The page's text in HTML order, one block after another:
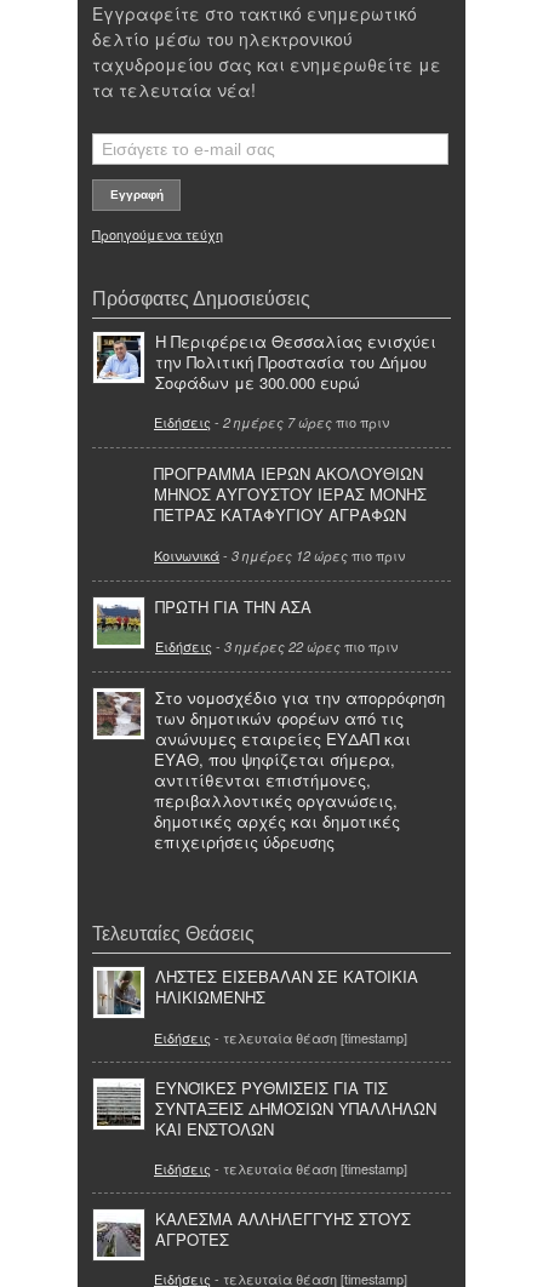
Εγγραφείτε στο τακτικό ενημερωτικό
δελτίο μέσω του ηλεκτρονικού
ταχυδρομείου σας και ενημερωθείτε με
τα τελευταία νέα!
Προηγούμενα τεύχη
Πρόσφατες Δημοσιεύσεις
Η Περιφέρεια Θεσσαλίας ενισχύει
την Πολιτική Προστασία του Δήμου
Σοφάδων με 300.000 ευρώ
Ειδήσεις - 2 ημέρες 7 ώρες πιο πριν
ΠΡΟΓΡΑΜΜΑ ΙΕΡΩΝ ΑΚΟΛΟΥΘΙΩΝ
ΜΗΝΟΣ ΑΥΓΟΥΣΤΟΥ ΙΕΡΑΣ ΜΟΝΗΣ
ΠΕΤΡΑΣ ΚΑΤΑΦΥΓΙΟΥ ΑΓΡΑΦΩΝ
Κοινωνικά- 3 ημέρες 12 ώρες πιο πριν
ΠΡΩΤΗ ΓΙΑ ΤΗΝ ΑΣΑ
Ειδήσεις - 3 ημέρες 22 ώρες πιο πριν
Στο νομοσχέδιο για την απορρόφηση
των δημοτικών φορέων από τις
ανώνυμες εταιρείες ΕΥΔΑΠ και
ΕΥΑΘ, που ψηφίζεται σήμερα,
αντιτίθενται επιστήμονες,
περιβαλλοντικές οργανώσεις,
δημοτικές αρχές και δημοτικές
επιχειρήσεις ύδρευσης
Τελευταίες Θεάσεις
ΛΗΣΤΕΣ ΕΙΣΕΒΑΛΑΝ ΣΕ ΚΑΤΟΙΚΙΑ
ΗΛΙΚΙΩΜΕΝΗΣ
Ειδήσεις - τελευταία θέαση [timestamp]
ΕΥΝΟΪΚΕΣ ΡΥΘΜΙΣΕΙΣ ΓΙΑ ΤΙΣ
ΣΥΝΤΑΞΕΙΣ ΔΗΜΟΣΙΩΝ ΥΠΑΛΛΗΛΩΝ
ΚΑΙ ΕΝΣΤΟΛΩΝ
Ειδήσεις - τελευταία θέαση [timestamp]
ΚΑΛΕΣΜΑ ΑΛΛΗΛΕΓΓΥΗΣ ΣΤΟΥΣ
ΑΓΡΟΤΕΣ
Ειδήσεις - τελευταία θέαση [timestamp]